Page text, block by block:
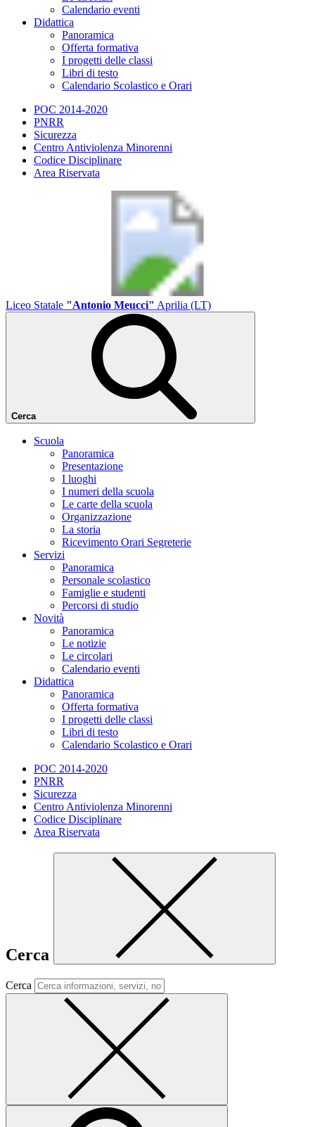
Calendario eventi
Didattica
Panoramica
Offerta formativa
I progetti delle classi
Libri di testo
Calendario Scolastico e Orari
POC 2014-2020
PNRR
Sicurezza
Centro Antiviolenza Minorenni
Codice Disciplinare
Area Riservata
Liceo Statale "Antonio Meucci" Aprilia (LT)
Cerca
Scuola
Panoramica
Presentazione
I luoghi
I numeri della scuola
Le carte della scuola
Organizzazione
La storia
Ricevimento Orari Segreterie
Servizi
Panoramica
Personale scolastico
Famiglie e studenti
Percorsi di studio
Novità
Panoramica
Le notizie
Le circolari
Calendario eventi
Didattica
Panoramica
Offerta formativa
I progetti delle classi
Libri di testo
Calendario Scolastico e Orari
POC 2014-2020
PNRR
Sicurezza
Centro Antiviolenza Minorenni
Codice Disciplinare
Area Riservata
Cerca
Cerca